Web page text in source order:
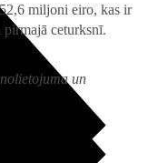
miljoni eiro, kas ir
ceturksnī.
un